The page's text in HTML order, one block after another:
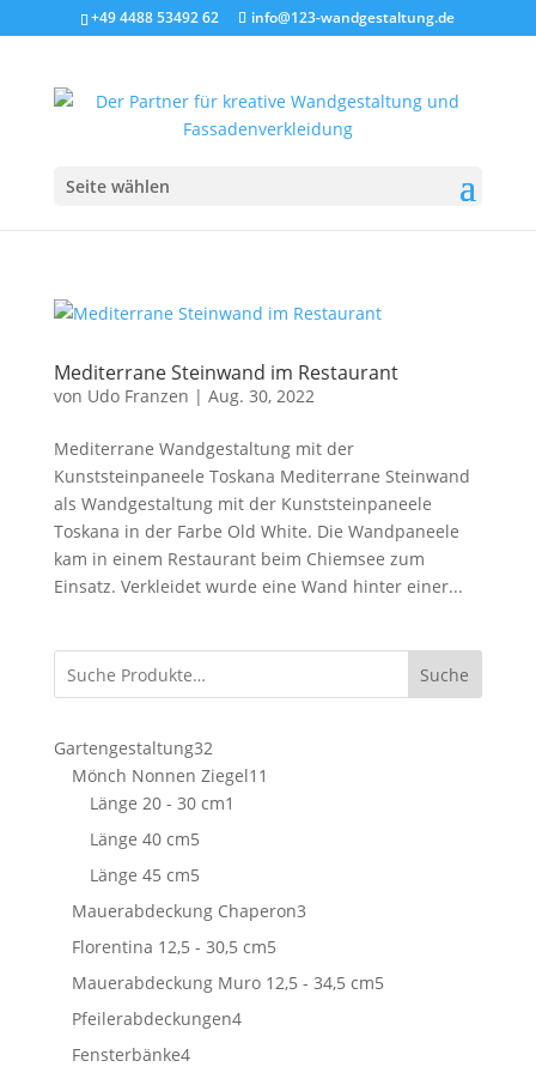
+49 4488 53492 62 info@123-wandgestaltung.de
Seite wählen
Mediterrane Steinwand im Restaurant
von Udo Franzen | Aug. 30, 2022
Mediterrane Wandgestaltung mit der
Kunststeinpaneele Toskana Mediterrane Steinwand
als Wandgestaltung mit der Kunststeinpaneele
Toskana in der Farbe Old White. Die Wandpaneele
kam in einem Restaurant beim Chiemsee zum
Einsatz. Verkleidet wurde eine Wand hinter einer...
Suche
Gartengestaltung3232
Produkte
Mönch Nonnen Ziegel11
Länge 20 - 30 cm1
Länge 40 cm55
Produkte
Länge 45 cm55
Produkte
Mauerabdeckung Chaperon33
Florentina 12,5 - 30,5 cm55
Produkte
Mauerabdeckung Muro 12,5 - 34,5 cm55
Pfeilerabdeckungen44
Fensterbänke44